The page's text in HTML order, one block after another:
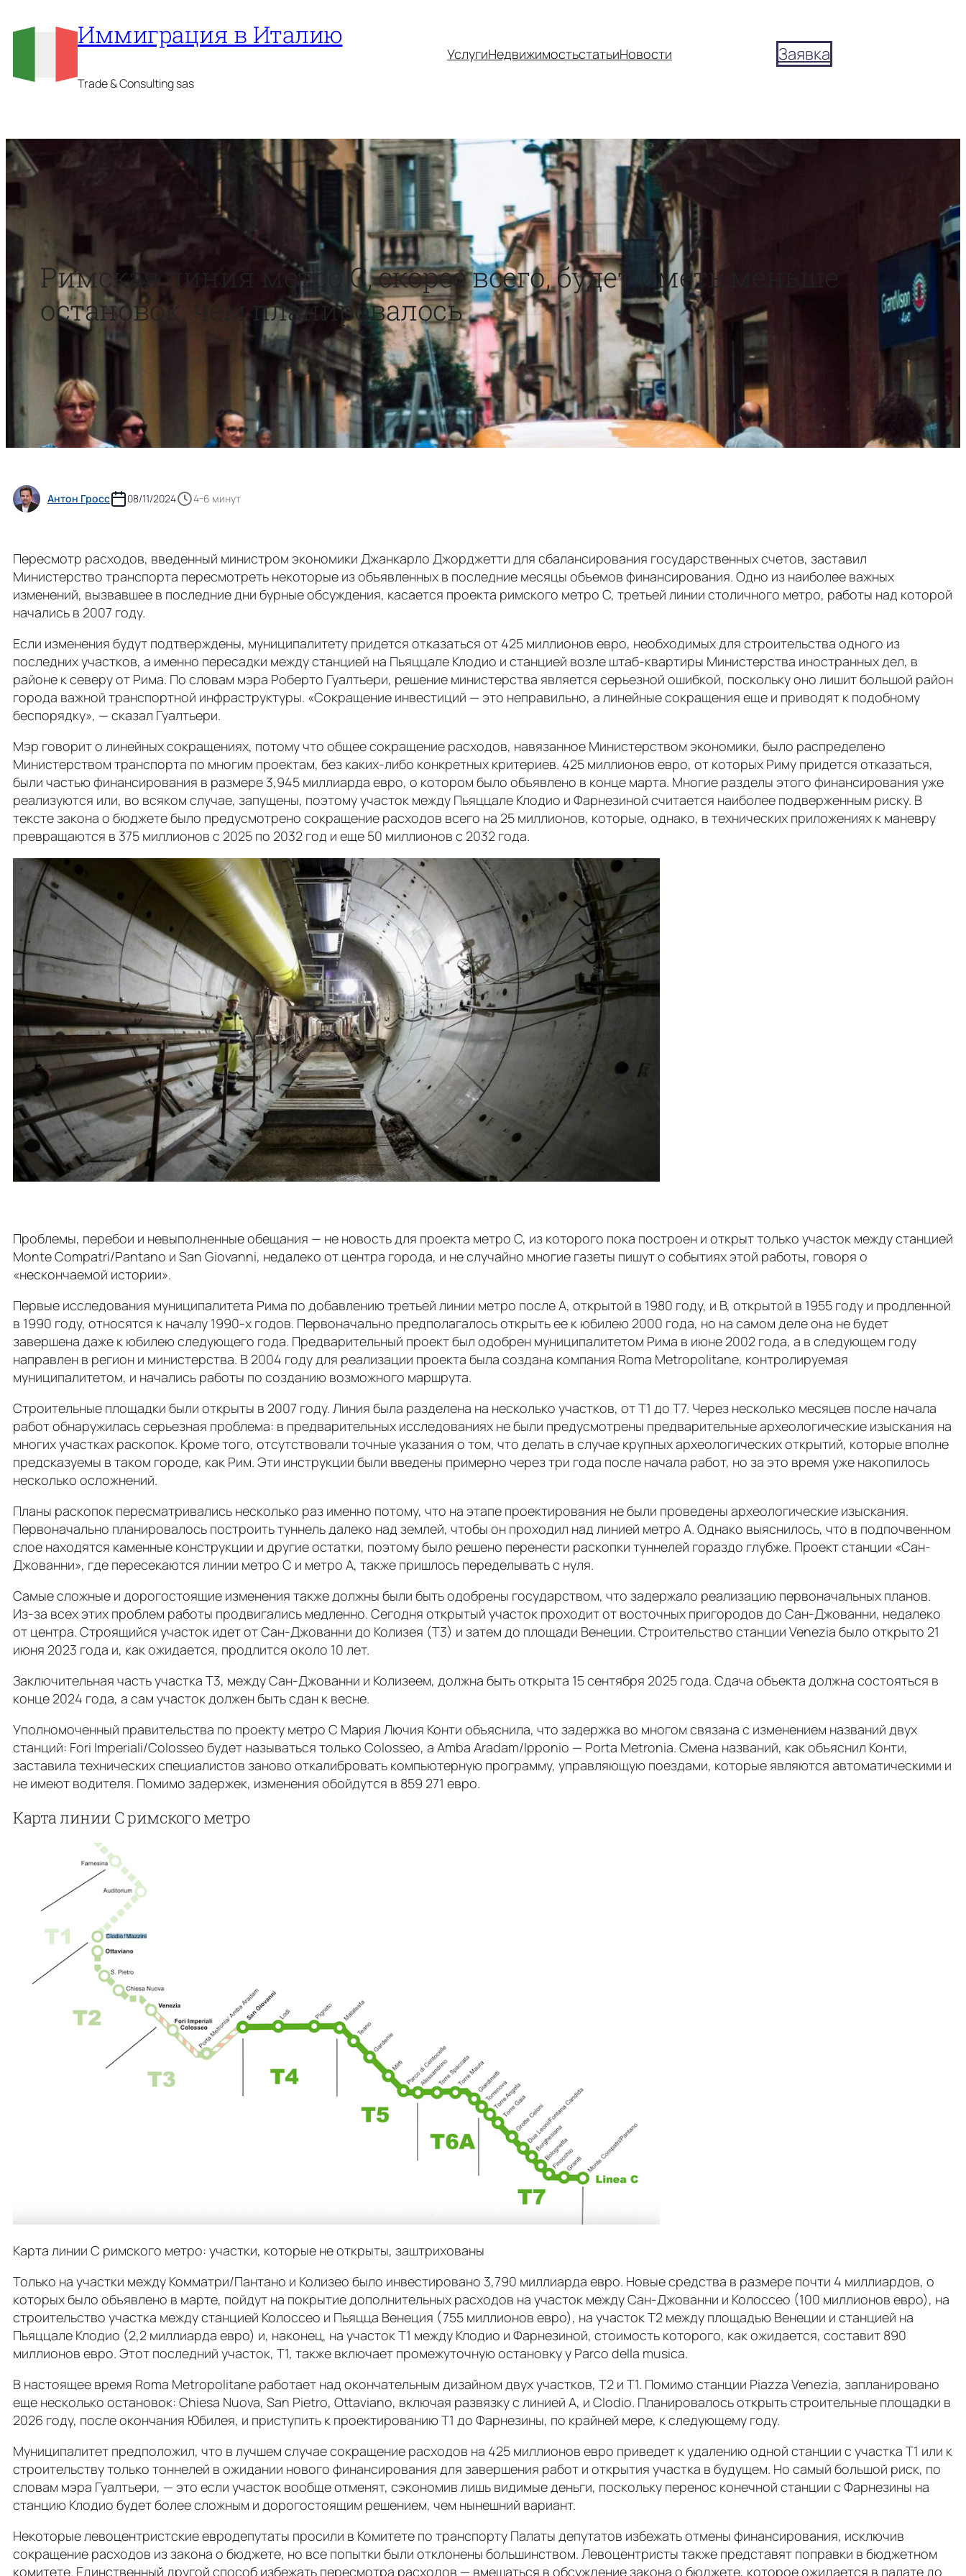
Иммиграция в Италию
Trade & Consulting sas
УслугиНедвижимостьстатьиНовости Заявка
Римская линия метро C, скорее всего, будет иметь меньше
остановок, чем планировалось
Антон Гросс 08/11/2024 4-6 минут
Пересмотр расходов, введенный министром экономики Джанкарло Джорджетти для сбалансирования государственных счетов, заставил
Министерство транспорта пересмотреть некоторые из объявленных в последние месяцы объемов финансирования. Одно из наиболее важных
изменений, вызвавшее в последние дни бурные обсуждения, касается проекта римского метро C, третьей линии столичного метро, работы над которой
начались в 2007 году.
Если изменения будут подтверждены, муниципалитету придется отказаться от 425 миллионов евро, необходимых для строительства одного из
последних участков, а именно пересадки между станцией на Пьяццале Клодио и станцией возле штаб-квартиры Министерства иностранных дел, в
районе к северу от Рима. По словам мэра Роберто Гуалтьери, решение министерства является серьезной ошибкой, поскольку оно лишит большой район
города важной транспортной инфраструктуры. «Сокращение инвестиций — это неправильно, а линейные сокращения еще и приводят к подобному
беспорядку», — сказал Гуалтьери.
Мэр говорит о линейных сокращениях, потому что общее сокращение расходов, навязанное Министерством экономики, было распределено
Министерством транспорта по многим проектам, без каких-либо конкретных критериев. 425 миллионов евро, от которых Риму придется отказаться,
были частью финансирования в размере 3,945 миллиарда евро, о котором было объявлено в конце марта. Многие разделы этого финансирования уже
реализуются или, во всяком случае, запущены, поэтому участок между Пьяццале Клодио и Фарнезиной считается наиболее подверженным риску. В
тексте закона о бюджете было предусмотрено сокращение расходов всего на 25 миллионов, которые, однако, в технических приложениях к маневру
превращаются в 375 миллионов с 2025 по 2032 год и еще 50 миллионов с 2032 года.
Проблемы, перебои и невыполненные обещания — не новость для проекта метро C, из которого пока построен и открыт только участок между станцией
Monte Compatri/Pantano и San Giovanni, недалеко от центра города, и не случайно многие газеты пишут о событиях этой работы, говоря о
«нескончаемой истории».
Первые исследования муниципалитета Рима по добавлению третьей линии метро после А, открытой в 1980 году, и В, открытой в 1955 году и продленной
в 1990 году, относятся к началу 1990-х годов. Первоначально предполагалось открыть ее к юбилею 2000 года, но на самом деле она не будет
завершена даже к юбилею следующего года. Предварительный проект был одобрен муниципалитетом Рима в июне 2002 года, а в следующем году
направлен в регион и министерства. В 2004 году для реализации проекта была создана компания Roma Metropolitane, контролируемая
муниципалитетом, и начались работы по созданию возможного маршрута.
Строительные площадки были открыты в 2007 году. Линия была разделена на несколько участков, от T1 до T7. Через несколько месяцев после начала
работ обнаружилась серьезная проблема: в предварительных исследованиях не были предусмотрены предварительные археологические изыскания на
многих участках раскопок. Кроме того, отсутствовали точные указания о том, что делать в случае крупных археологических открытий, которые вполне
предсказуемы в таком городе, как Рим. Эти инструкции были введены примерно через три года после начала работ, но за это время уже накопилось
несколько осложнений.
Планы раскопок пересматривались несколько раз именно потому, что на этапе проектирования не были проведены археологические изыскания.
Первоначально планировалось построить туннель далеко над землей, чтобы он проходил над линией метро А. Однако выяснилось, что в подпочвенном
слое находятся каменные конструкции и другие остатки, поэтому было решено перенести раскопки туннелей гораздо глубже. Проект станции «Сан-
Джованни», где пересекаются линии метро C и метро A, также пришлось переделывать с нуля.
Самые сложные и дорогостоящие изменения также должны были быть одобрены государством, что задержало реализацию первоначальных планов.
Из-за всех этих проблем работы продвигались медленно. Сегодня открытый участок проходит от восточных пригородов до Сан-Джованни, недалеко
от центра. Строящийся участок идет от Сан-Джованни до Колизея (Т3) и затем до площади Венеции. Строительство станции Venezia было открыто 21
июня 2023 года и, как ожидается, продлится около 10 лет.
Заключительная часть участка Т3, между Сан-Джованни и Колизеем, должна быть открыта 15 сентября 2025 года. Сдача объекта должна состояться в
конце 2024 года, а сам участок должен быть сдан к весне.
Уполномоченный правительства по проекту метро C Мария Лючия Конти объяснила, что задержка во многом связана с изменением названий двух
станций: Fori Imperiali/Colosseo будет называться только Colosseo, а Amba Aradam/Ipponio — Porta Metronia. Смена названий, как объяснил Конти,
заставила технических специалистов заново откалибровать компьютерную программу, управляющую поездами, которые являются автоматическими и
не имеют водителя. Помимо задержек, изменения обойдутся в 859 271 евро.
Карта линии C римского метро
Карта линии C римского метро: участки, которые не открыты, заштрихованы
Только на участки между Комматри/Пантано и Колизео было инвестировано 3,790 миллиарда евро. Новые средства в размере почти 4 миллиардов, о
которых было объявлено в марте, пойдут на покрытие дополнительных расходов на участок между Сан-Джованни и Колоссео (100 миллионов евро), на
строительство участка между станцией Колоссео и Пьяцца Венеция (755 миллионов евро), на участок Т2 между площадью Венеции и станцией на
Пьяццале Клодио (2,2 миллиарда евро) и, наконец, на участок Т1 между Клодио и Фарнезиной, стоимость которого, как ожидается, составит 890
миллионов евро. Этот последний участок, Т1, также включает промежуточную остановку у Parco della musica.
В настоящее время Roma Metropolitane работает над окончательным дизайном двух участков, T2 и T1. Помимо станции Piazza Venezia, запланировано
еще несколько остановок: Chiesa Nuova, San Pietro, Ottaviano, включая развязку с линией A, и Clodio. Планировалось открыть строительные площадки в
2026 году, после окончания Юбилея, и приступить к проектированию Т1 до Фарнезины, по крайней мере, к следующему году.
Муниципалитет предположил, что в лучшем случае сокращение расходов на 425 миллионов евро приведет к удалению одной станции с участка Т1 или к
строительству только тоннелей в ожидании нового финансирования для завершения работ и открытия участка в будущем. Но самый большой риск, по
словам мэра Гуалтьери, — это если участок вообще отменят, сэкономив лишь видимые деньги, поскольку перенос конечной станции с Фарнезины на
станцию Клодио будет более сложным и дорогостоящим решением, чем нынешний вариант.
Некоторые левоцентристские евродепутаты просили в Комитете по транспорту Палаты депутатов избежать отмены финансирования, исключив
сокращение расходов из закона о бюджете, но все попытки были отклонены большинством. Левоцентристы также представят поправки в бюджетном
комитете. Единственный другой способ избежать пересмотра расходов — вмешаться в обсуждение закона о бюджете, которое ожидается в палате до